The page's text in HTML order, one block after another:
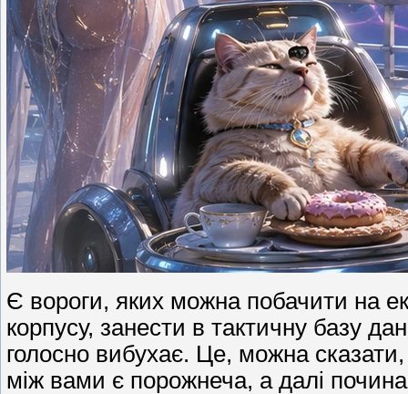
Є вороги, яких можна побачити на
корпусу, занести в тактичну базу
голосно вибухає. Це, можна
між вами є порожнеча, а далі